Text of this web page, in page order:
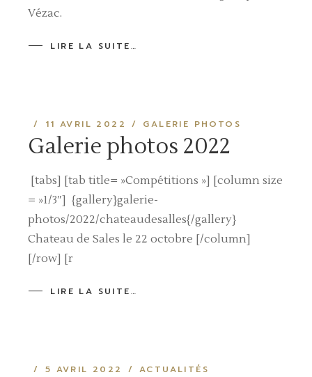
Vézac.
LIRE LA SUITE…
11 AVRIL 2022 GALERIE PHOTOS
Galerie photos 2022
[tabs] [tab title= »Compétitions »] [column size
= »1/3″] {gallery}galerie-
photos/2022/chateaudesalles{/gallery}
Chateau de Sales le 22 octobre [/column]
[/row] [r
LIRE LA SUITE…
5 AVRIL 2022 ACTUALITÉS